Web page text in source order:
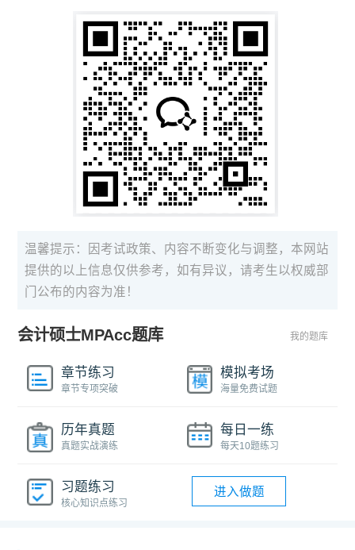
温馨提示：因考试政策、内容不断变化与调整，本网站
提供的以上信息仅供参考，如有异议，请考生以权威部
门公布的内容为准！
会计硕士MPAcc题库 我的题库
章节练习
章节专项突破
模拟考场
海量免费试题
历年真题
真题实战演练
每日一练
每天10题练习
习题练习
核心知识点练习
进入做题